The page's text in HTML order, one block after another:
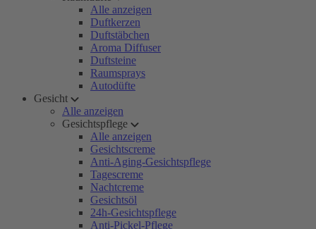
Alle anzeigen
Duftkerzen
Duftstäbchen
Aroma Diffuser
Duftsteine
Raumsprays
Autodüfte
Gesicht
Alle anzeigen
Gesichtspflege
Alle anzeigen
Gesichtscreme
Anti-Aging-Gesichtspflege
Tagescreme
Nachtcreme
Gesichtsöl
24h-Gesichtspflege
Anti-Pickel-Pflege